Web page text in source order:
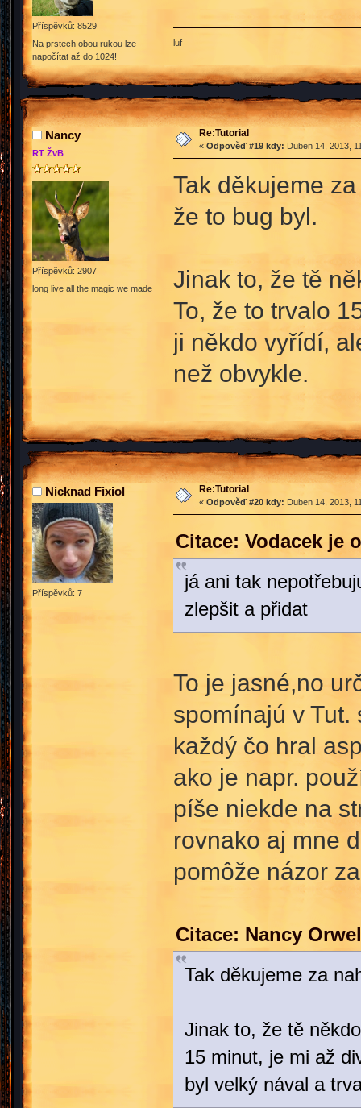
Příspěvků: 8529
Na prstech obou rukou lze
napočítat až do 1024!
luf
Nancy
RT ŽvB
Příspěvků: 2907
long live all the magic we made
Re:Tutorial
« Odpověď #19 kdy: Duben 14, 2013,
Tak děkujeme
že to bug byl.
Jinak to, že tě
To, že to trvalo
ji někdo vyřídí,
než obvykle.
Nicknad Fixiol
Příspěvků: 7
Re:Tutorial
« Odpověď #20 kdy: Duben 14, 2013,
Citace: Vodacek je
já ani tak
zlepšit a přidat
To je jasné,no
spomínajú v Tut.
každý čo hral
ako je napr.
píše niekde na
rovnako aj mne
pomôže názor
Citace: Nancy
Tak děkujeme za
Jinak to, že tě
15 minut, je mi až
byl velký nával a